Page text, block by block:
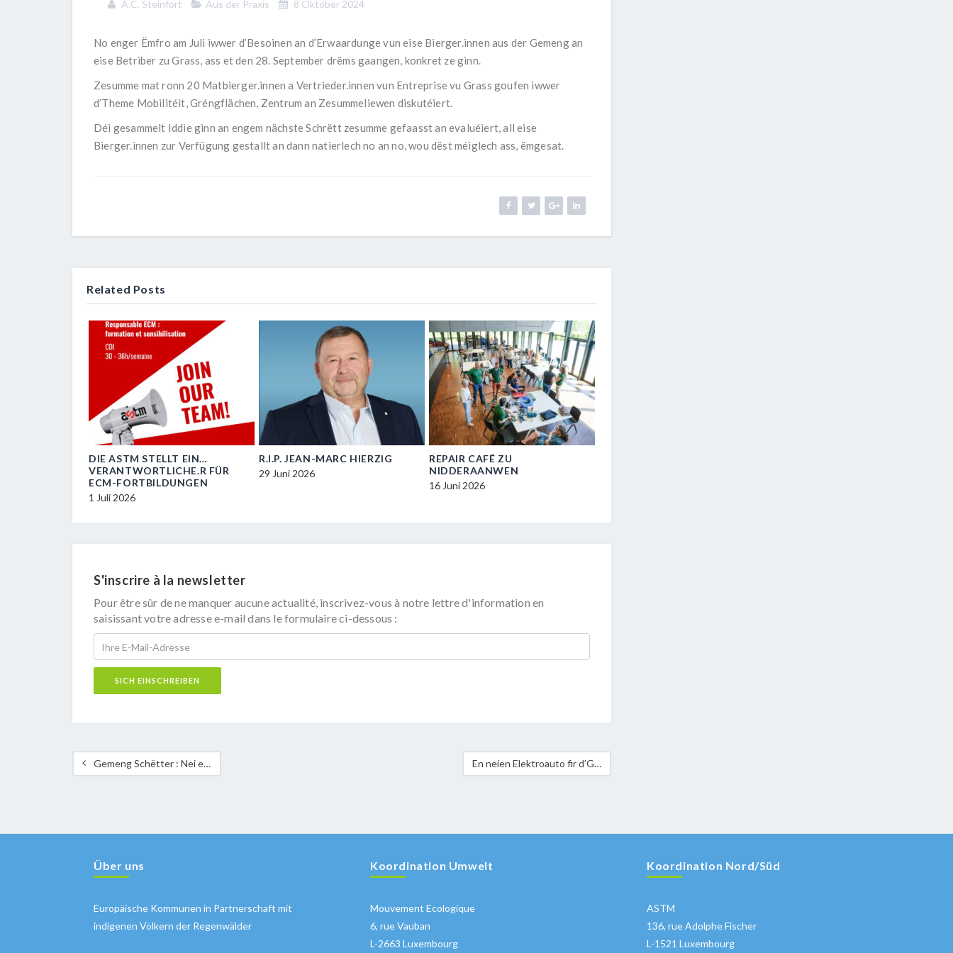
A.C. Steinfort Aus der Praxis 8 Oktober 2024
No enger Ëmfro am Juli iwwer d’Besoinen an d’Erwaardunge vun eise Bierger.innen aus der Gemeng an
eise Betriber zu Grass, ass et den 28. September drëms gaangen, konkret ze ginn.
Zesumme mat ronn 20 Matbierger.innen a Vertrieder.innen vun Entreprise vu Grass goufen iwwer
d’Theme Mobilitéit, Gréngflächen, Zentrum an Zesummeliewen diskutéiert.
Déi gesammelt Iddie ginn an engem nächste Schrëtt zesumme gefaasst an evaluéiert, all eise
Bierger.innen zur Verfügung gestallt an dann natierlech no an no, wou dëst méiglech ass, ëmgesat.
Related Posts
DIE ASTM STELLT EIN…
VERANTWORTLICHE.R FÜR
ECM-FORTBILDUNGEN
1 Juli 2026
R.I.P. JEAN-MARC HIERZIG
29 Juni 2026
REPAIR CAFÉ ZU
NIDDERAANWEN
16 Juni 2026
S'inscrire à la newsletter
Pour être sûr de ne manquer aucune actualité, inscrivez-vous à notre lettre d'information en
saisissant votre adresse e-mail dans le formulaire ci-dessous :
Gemeng Schëtter : Nei energieeffizient Beliichtung fir d’Sportshal 2 an d’Tennisterrainen En neien Elektroauto fir d’Gemeng Schëtter
Über uns
Europäische Kommunen in Partnerschaft mit
indigenen Völkern der Regenwälder
Koordination Umwelt
Mouvement Ecologique
6, rue Vauban
L-2663 Luxembourg
Koordination Nord/Süd
ASTM
136, rue Adolphe Fischer
L-1521 Luxembourg